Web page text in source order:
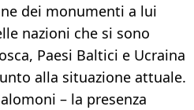
dei monumenti a lui
nazioni che si sono
Paesi Baltici e Ucraina
alla situazione attuale.
– la presenza